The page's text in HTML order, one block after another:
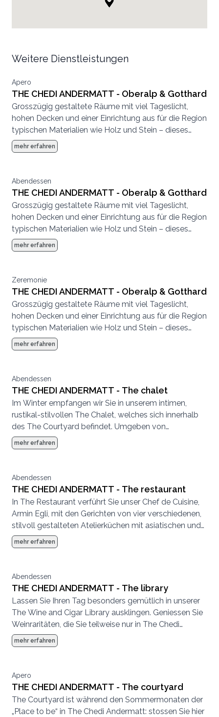
Weitere Dienstleistungen
Apero
THE CHEDI ANDERMATT - Oberalp & Gotthard
Grosszügig gestaltete Räume mit viel Tageslicht,
hohen Decken und einer Einrichtung aus für die Region
typischen Materialien wie Holz und Stein – dieses
warme Ambiente zeichnet unsere Hochzeitslocations
in The Chedi Residences aus.
mehr erfahren
Abendessen
THE CHEDI ANDERMATT - Oberalp & Gotthard
Grosszügig gestaltete Räume mit viel Tageslicht,
hohen Decken und einer Einrichtung aus für die Region
typischen Materialien wie Holz und Stein – dieses
warme Ambiente zeichnet unsere Hochzeitslocations
in The Chedi Residences aus.
mehr erfahren
Zeremonie
THE CHEDI ANDERMATT - Oberalp & Gotthard
Grosszügig gestaltete Räume mit viel Tageslicht,
hohen Decken und einer Einrichtung aus für die Region
typischen Materialien wie Holz und Stein – dieses
warme Ambiente zeichnet unsere Hochzeitslocations
in The Chedi Residences aus.
mehr erfahren
Abendessen
THE CHEDI ANDERMATT - The chalet
Im Winter empfangen wir Sie in unserem intimen,
rustikal-stilvollen The Chalet, welches sich innerhalb
des The Courtyard befindet. Umgeben von
Holzbalken und rot-weiss-karierten Tischdecken in
authentischem und alpenländischem Flair geniessen
europäischen Weinen.
mehr erfahren
Abendessen
THE CHEDI ANDERMATT - The restaurant
In The Restaurant verführt Sie unser Chef de Cuisine,
Armin Egli, mit den Gerichten von vier verschiedenen,
stilvoll gestalteten Atelierküchen mit asiatischen und
europäischen Gerichten. Erleben Sie, umgeben von
feinsten Düften, wie die Speisen direkt und frisch vor
mehr erfahren
Abendessen
THE CHEDI ANDERMATT - The library
Lassen Sie Ihren Tag besonders gemütlich in unserer
The Wine and Cigar Library ausklingen. Geniessen Sie
Weinraritäten, die Sie teilweise nur in The Chedi
Andermatt finden. Sorgfältig zusammengestellte,
kostbare Bildbände und Literatur inspirieren Sie dabei,
mehr erfahren
Apero
THE CHEDI ANDERMATT - The courtyard
The Courtyard ist während den Sommermonaten der
„Place to be“ in The Chedi Andermatt: stossen Sie hier